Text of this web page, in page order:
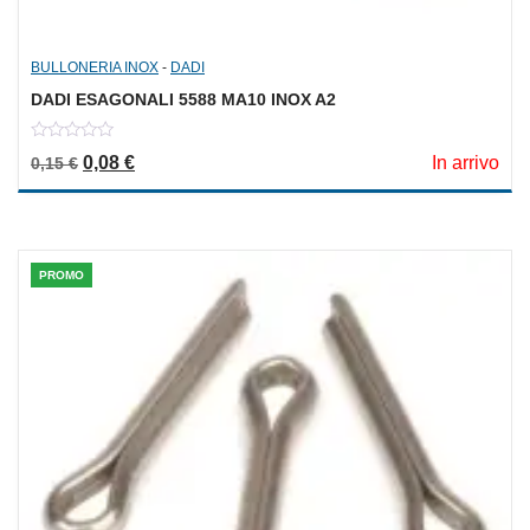
BULLONERIA INOX - DADI
DADI ESAGONALI 5588 MA10 INOX A2
out
0,15€ Il prezzo originale era: 0,15 €.
0,08 €Il prezzo attuale è: 0,08 €. In arrivo
PROMO